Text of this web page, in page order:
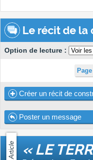
Le récit de la
Option de lecture :
Créer un récit de
Poster un message
Article « LE